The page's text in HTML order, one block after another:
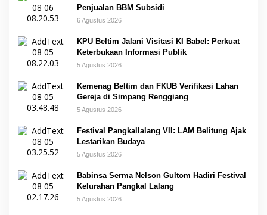
Penjualan BBM Subsidi
6 Agustus 2026
KPU Beltim Jalani Visitasi KI Babel: Perkuat
Keterbukaan Informasi Publik
5 Agustus 2026
Kemenag Beltim dan FKUB Verifikasi Lahan
Gereja di Simpang Renggiang
5 Agustus 2026
Festival Pangkallalang VII: LAM Belitung Ajak
Lestarikan Budaya
5 Agustus 2026
Babinsa Serma Nelson Gultom Hadiri Festival
Kelurahan Pangkal Lalang
5 Agustus 2026